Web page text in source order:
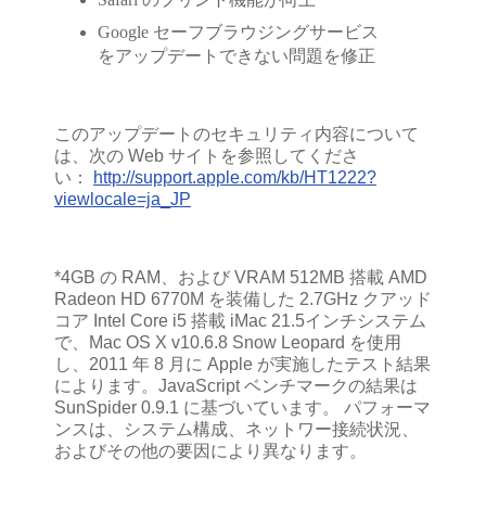
Google セーフブラウジングサービス
をアップデートできない問題を修正
このアップデートのセキュリティ内容について
は、次の Web サイトを参照してくださ
い：
http://support.apple.com/kb/HT1222?
viewlocale=ja_JP
*4GB の RAM、および VRAM 512MB 搭載 AMD
Radeon HD 6770M を装備した 2.7GHz クアッド
コア Intel Core i5 搭載 iMac 21.5インチシステム
で、Mac OS X v10.6.8 Snow Leopard を使用
し、2011 年 8 月に Apple が実施したテスト結果
によります。JavaScript ベンチマークの結果は
SunSpider 0.9.1 に基づいています。 パフォーマ
ンスは、システム構成、ネットワー接続状況、
およびその他の要因により異なります。